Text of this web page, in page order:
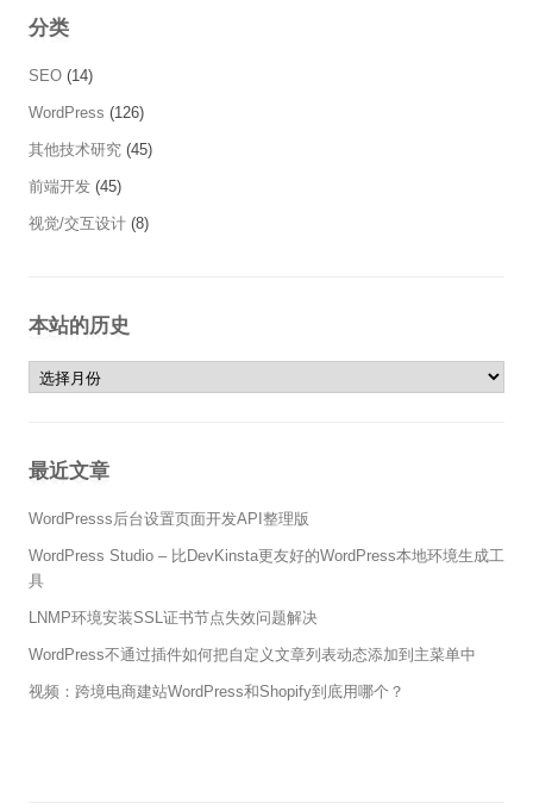
分类
SEO (14)
WordPress (126)
其他技术研究 (45)
前端开发 (45)
视觉/交互设计 (8)
本站的历史
本站的历史
最近文章
WordPresss后台设置页面开发API整理版
WordPress Studio – 比DevKinsta更友好的WordPress本地环境生成工
具
LNMP环境安装SSL证书节点失效问题解决
WordPress不通过插件如何把自定义文章列表动态添加到主菜单中
视频：跨境电商建站WordPress和Shopify到底用哪个？